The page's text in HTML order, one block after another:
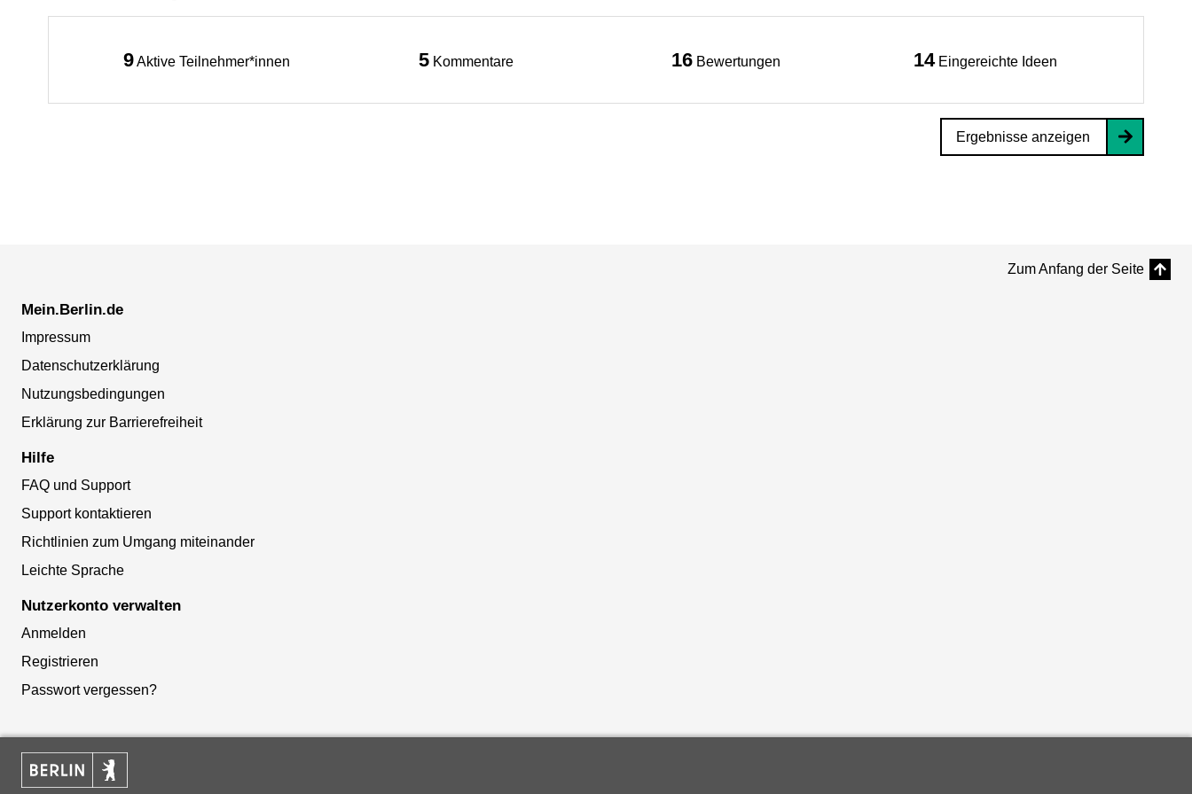
9Aktive Teilnehmer*innen 5 Kommentare 16 Bewertungen 14 Eingereichte Ideen
Ergebnisse anzeigen
Zum Anfang der Seite
Mein.Berlin.de
Impressum
Datenschutzerklärung
Nutzungsbedingungen
Erklärung zur Barrierefreiheit
Hilfe
FAQ und Support
Support kontaktieren
Richtlinien zum Umgang miteinander
Leichte Sprache
Nutzerkonto verwalten
Anmelden
Registrieren
Passwort vergessen?